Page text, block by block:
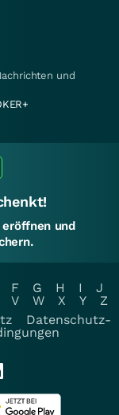
und
eröffnen und
F G H I
J
V W X Y
Z
Datenschutz-